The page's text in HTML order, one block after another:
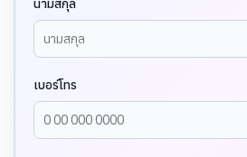
นามสกุล
เบอร์โทร